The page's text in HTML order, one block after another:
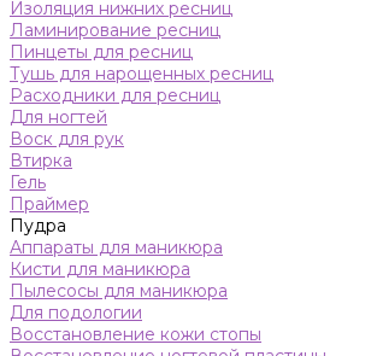
Изоляция нижних ресниц
Ламинирование ресниц
Пинцеты для ресниц
Тушь для нарощенных ресниц
Расходники для ресниц
Для ногтей
Воск для рук
Втирка
Гель
Праймер
Пудра
Аппараты для маникюра
Кисти для маникюра
Пылесосы для маникюра
Для подологии
Восстановление кожи стопы